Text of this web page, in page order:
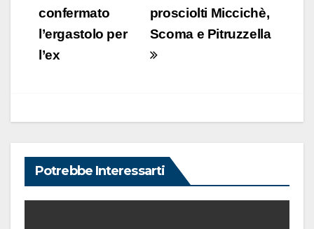
prosciolti Miccichè,
Scoma e Pitruzzella
confermato
l’ergastolo per
l’ex
Potrebbe Interessarti